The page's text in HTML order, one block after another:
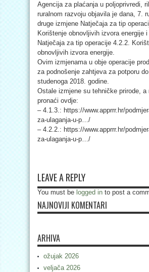
Agencija za plaćanja u poljoprivredi,
ruralnom razvoju objavila je dana, 7.
druge izmjene Natječaja za tip
Korištenje obnovljivih izvora energije
Natječaja za tip operacije 4.2.2.
obnovljivih izvora energije.
Ovim izmjenama u obje operacije
za podnošenje zahtjeva za potporu
studenoga 2018. godine.
Ostale izmjene su tehničke prirode, a
pronaći ovdje:
– 4.1.3.: https://www.apprrr.hr/
za-ulaganja-u-p…/
– 4.2.2.: https://www.apprrr.hr/
za-ulaganja-u-p…/
LEAVE A REPLY
You must be logged in to post a
NAJNOVIJI KOMENTARI
ARHIVA
ožujak 2026
veljača 2026